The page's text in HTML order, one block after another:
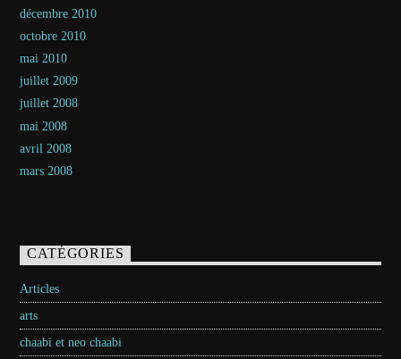
décembre 2010
octobre 2010
mai 2010
juillet 2009
juillet 2008
mai 2008
avril 2008
mars 2008
CATÉGORIES
Articles
arts
chaabi et neo chaabi